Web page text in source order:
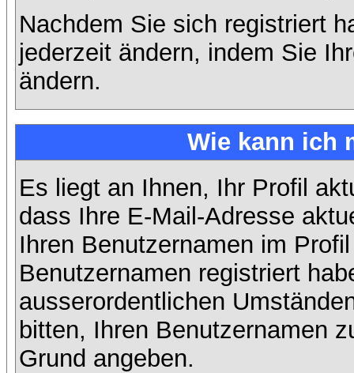
Nachdem Sie sich registriert
jederzeit ändern, indem Sie
ändern.
Wie kann ich
Es liegt an Ihnen, Ihr Profil
dass Ihre E-Mail-Adresse
Ihren Benutzernamen im
Benutzernamen registriert
ausserordentlichen
bitten, Ihren Benutzernamen
Grund angeben.